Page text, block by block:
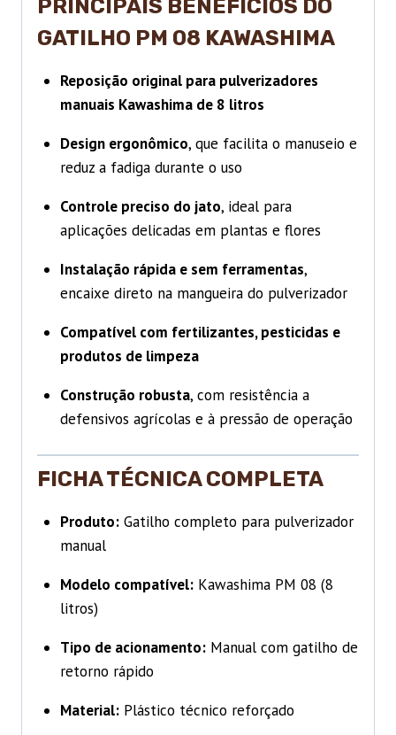
PRINCIPAIS BENEFÍCIOS DO
GATILHO PM 08 KAWASHIMA
Reposição original para pulverizadores
manuais Kawashima de 8 litros
Design ergonômico, que facilita o manuseio e
reduz a fadiga durante o uso
Controle preciso do jato, ideal para
aplicações delicadas em plantas e flores
Instalação rápida e sem ferramentas,
encaixe direto na mangueira do pulverizador
Compatível com fertilizantes, pesticidas e
produtos de limpeza
Construção robusta, com resistência a
defensivos agrícolas e à pressão de operação
FICHA TÉCNICA COMPLETA
Produto:Gatilho completo para pulverizador
manual
Modelo compatível:Kawashima PM 08 (8
litros)
Tipo de acionamento:Manual com gatilho de
retorno rápido
Material:Plástico técnico reforçado